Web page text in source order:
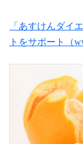
「あすけんダイ
トをサポート（